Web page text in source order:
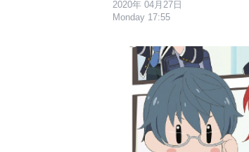
2020年 04月27日
Monday 17:55